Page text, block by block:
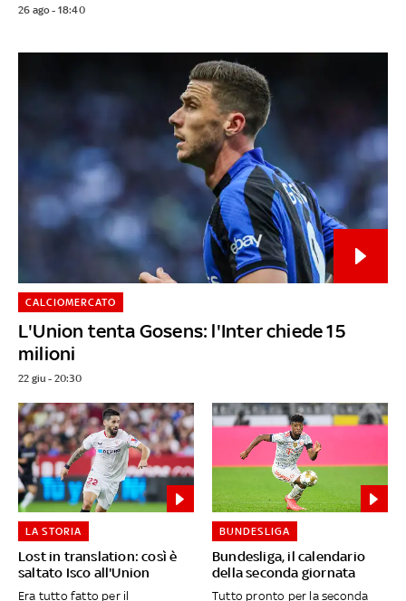
26 ago - 18:40
L'Union tenta Gosens: l'Inter chiede 15
milioni
CALCIOMERCATO
22 giu - 20:30
Lost in translation: così è
saltato Isco all'Union
LA STORIA
Era tutto fatto per il
Bundesliga, il calendario
della seconda giornata
BUNDESLIGA
Tutto pronto per la seconda